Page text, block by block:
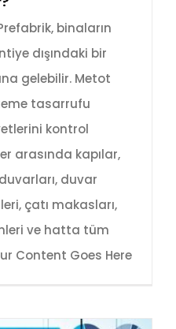
binaların
dışındaki bir
gelebilir. Metot
tasarrufu
kontrol
arasında kapılar,
duvar
çatı makasları,
ve hatta tüm
Content Goes Here